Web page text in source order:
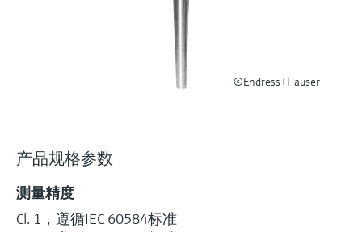
©Endress+Hauser
产品规格参数
测量精度
Cl. 1，遵循IEC 60584标准